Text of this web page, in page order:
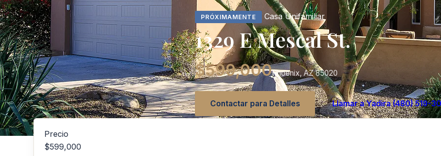
PRÓXIMAMENTE Casa Unifamiliar
1329 E Mescal St.
$599,000Phoenix, AZ 85020
Contactar para Detalles Llamar a Yadira (480) 519-
Precio
$599,000